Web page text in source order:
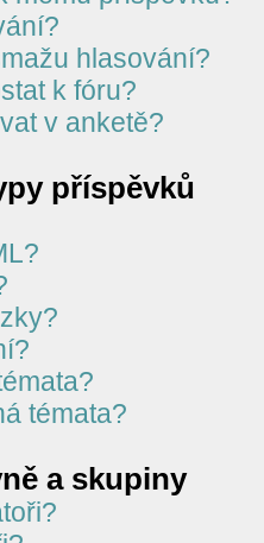
hlasování?
k fóru?
v anketě?
příspěvků
témata?
a skupiny